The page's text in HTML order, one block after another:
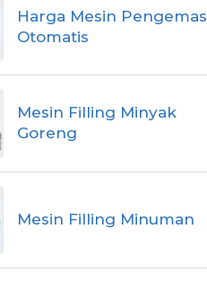
Harga Mesin Pengemas
Otomatis
Mesin Filling Minyak
Goreng
Mesin Filling Minuman